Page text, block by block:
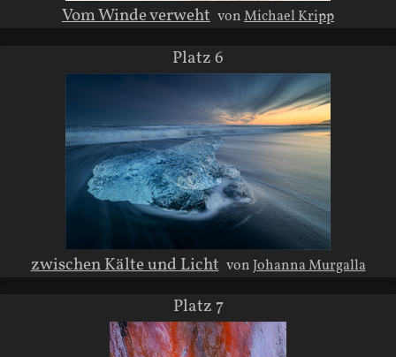
Vom Winde verweht vonMichael Kripp
Platz 6
zwischen Kälte und Licht vonJohanna Murgalla
Platz 7